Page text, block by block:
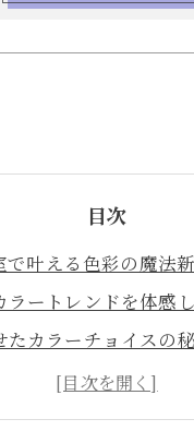
目次
叶える色彩の魔法
ラートレンドを体感
たカラーチョイスの
によるパーソナルカラ
でしかできない特別